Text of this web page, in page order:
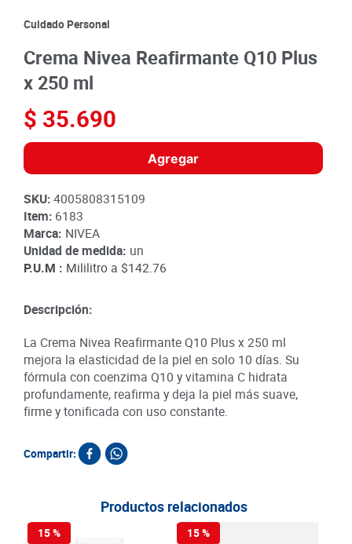
9.
queso
10. papa
Cuidado Personal
Crema Nivea Reafirmante Q10 Plus
x 250 ml
$ 35.690
Agregar
SKU:4005808315109
Item: 6183
Marca: NIVEA
Unidad de medida: un
P.U.M : Mililitro a $142.76
Descripción:
La Crema Nivea Reafirmante Q10 Plus x 250 ml
mejora la elasticidad de la piel en solo 10 días. Su
fórmula con coenzima Q10 y vitamina C hidrata
profundamente, reafirma y deja la piel más suave,
firme y tonificada con uso constante.
Compartir:
Productos relacionados
15 % 15 %